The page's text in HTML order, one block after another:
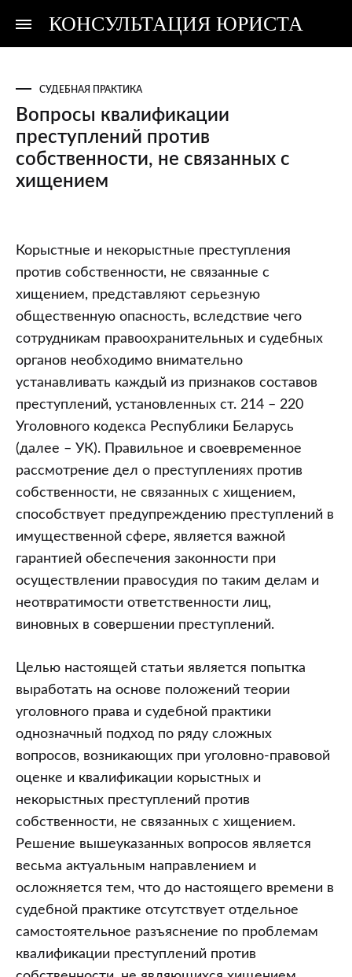
КОНСУЛЬТАЦИЯ ЮРИСТА
Консультация
Консультация
СУДЕБНАЯ ПРАКТИКА
Вопросы квалификации
преступлений против
собственности, не связанных с
хищением
Вопросы
квалификации
преступлений
против
собственности,
не
связанных
с
хищением
Корыстные и некорыстные преступления
против собственности, не связанные с
хищением, представляют серьезную
общественную опасность, вследствие чего
сотрудникам правоохранительных и судебных
органов необходимо внимательно
устанавливать каждый из признаков составов
преступлений, установленных ст. 214 – 220
Уголовного кодекса Республики Беларусь
(далее – УК). Правильное и своевременное
рассмотрение дел о преступлениях против
собственности, не связанных с хищением,
способствует предупреждению преступлений в
имущественной сфере, является важной
гарантией обеспечения законности при
осуществлении правосудия по таким делам и
неотвратимости ответственности лиц,
виновных в совершении преступлений.
Целью настоящей статьи является попытка
выработать на основе положений теории
уголовного права и судебной практики
однозначный подход по ряду сложных
вопросов, возникающих при уголовно-правовой
оценке и квалификации корыстных и
некорыстных преступлений против
собственности, не связанных с хищением.
Решение вышеуказанных вопросов является
весьма актуальным направлением и
осложняется тем, что до настоящего времени в
судебной практике отсутствует отдельное
самостоятельное разъяснение по проблемам
квалификации преступлений против